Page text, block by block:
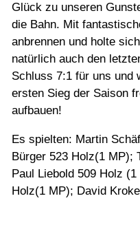
Glück zu unseren
die Bahn. Mit
anbrennen und holte
natürlich auch den
Schluss 7:1 für uns und
ersten Sieg der Saison
aufbauen!
Es spielten: Martin
Bürger 523 Holz(1 MP);
Paul Liebold 509 Holz
Holz(1 MP); David